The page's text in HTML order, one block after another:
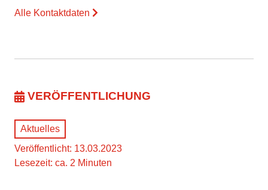
Alle Kontaktdaten
VERÖFFENTLICHUNG
Aktuelles
Veröffentlicht: 13.03.2023
Lesezeit: ca. 2 Minuten